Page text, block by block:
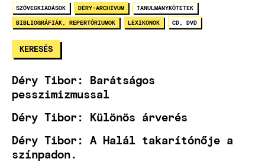
SZÖVEGKIADÁSOK DÉRY-ARCHÍVUM TANULMÁNYKÖTETEK
BIBLIOGRÁFIÁK, REPERTÓRIUMOK LEXIKONOK CD, DVD
Déry Tibor: Barátságos
pesszimizmussal
Déry Tibor: Különös árverés
Déry Tibor: A Halál takarítónője a
színpadon.